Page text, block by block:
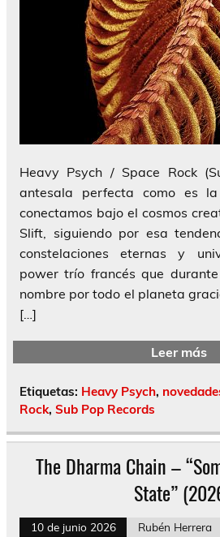
Heavy Psych / Space Rock
antesala perfecta como es
conectamos bajo el cosmos
Slift, siguiendo por esa
constelaciones eternas y
power trío francés que
nombre por todo el planeta
[…]
Leer más
Etiquetas: Heavy Psych,
Rock, Sub Pop Records
The Dharma Chain –
State”
10 de junio 2026
Rubén Herrera